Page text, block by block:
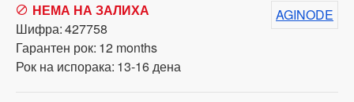
НЕМА НА ЗАЛИХА
Шифра:427758
Гарантен рок: 12 months
Рок на испорака: 13-16 дена
AGINODE